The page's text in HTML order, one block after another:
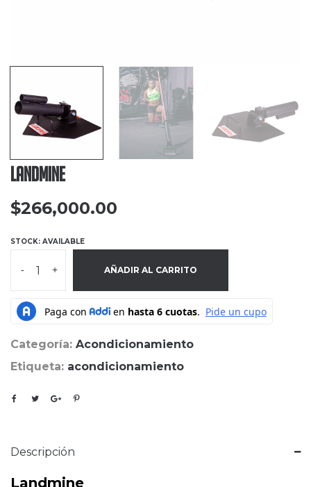
Landmine
$266,000.00
STOCK: AVAILABLE
- + AÑADIR AL CARRITO
Categoría: Acondicionamiento
Etiqueta: acondicionamiento
Descripción
Landmine